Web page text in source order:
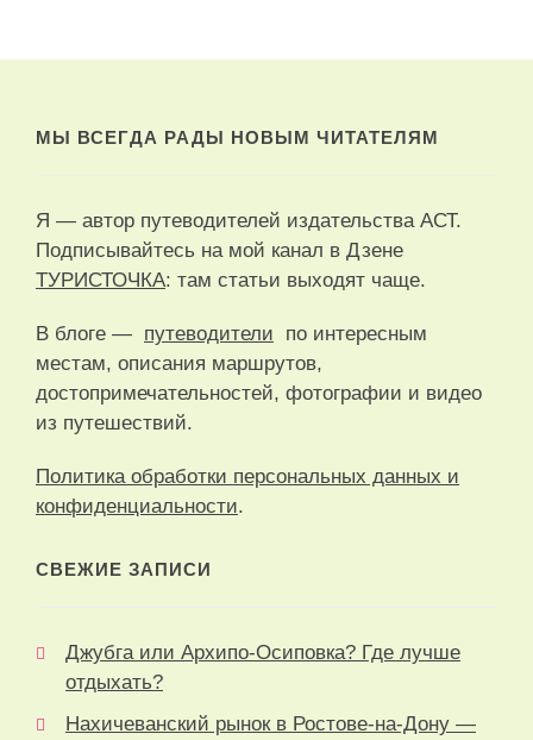
МЫ ВСЕГДА РАДЫ НОВЫМ ЧИТАТЕЛЯМ
Я — автор путеводителей издательства АСТ.
Подписывайтесь на мой канал в Дзене
ТУРИСТОЧКА: там статьи выходят чаще.
В блоге — путеводители по интересным
местам, описания маршрутов,
достопримечательностей, фотографии и видео
из путешествий.
Политика обработки персональных данных и
конфиденциальности.
СВЕЖИЕ ЗАПИСИ
Джубга или Архипо-Осиповка? Где лучше
отдыхать?
Нахичеванский рынок в Ростове-на-Дону —